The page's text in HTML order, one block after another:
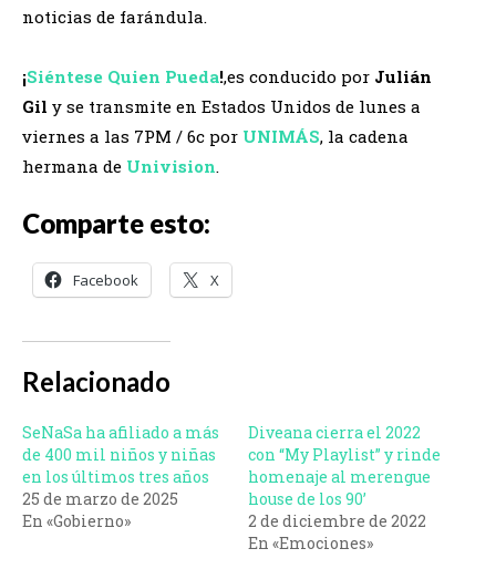
noticias de farándula.
¡Siéntese Quien Pueda!,es conducido por Julián
Gil y se transmite en Estados Unidos de lunes a
viernes a las 7PM / 6c por UNIMÁS, la cadena
hermana de Univision.
Comparte esto:
Facebook X
Relacionado
SeNaSa ha afiliado a más
de 400 mil niños y niñas
en los últimos tres años
25 de marzo de 2025
En «Gobierno»
Diveana cierra el 2022
con “My Playlist” y rinde
homenaje al merengue
house de los 90’
2 de diciembre de 2022
En «Emociones»